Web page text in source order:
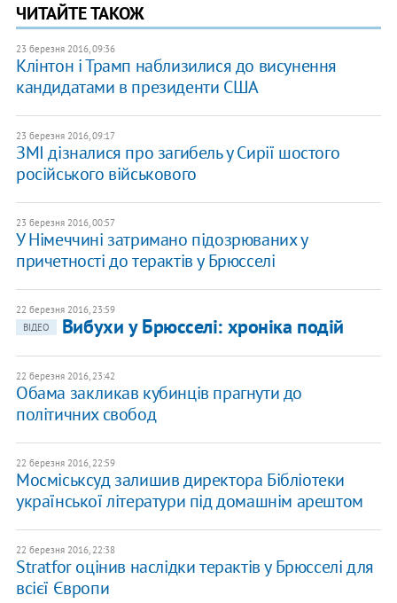
ЧИТАЙТЕ ТАКОЖ
23 березня 2016, 09:36
Клінтон і Трамп наблизилися до висунення
кандидатами в президенти США
23 березня 2016, 09:17
ЗМІ дізналися про загибель у Сирії шостого
російського військового
23 березня 2016, 00:57
У Німеччині затримано підозрюваних у
причетності до терактів у Брюсселі
22 березня 2016, 23:59
ВІДЕО
Вибухи у Брюсселі: хроніка подій
22 березня 2016, 23:42
Обама закликав кубинців прагнути до
політичних свобод
22 березня 2016, 22:59
Мосміськсуд залишив директора Бібліотеки
української літератури під домашнім арештом
22 березня 2016, 22:38
Stratfor оцінив наслідки терактів у Брюсселі для
всієї Європи